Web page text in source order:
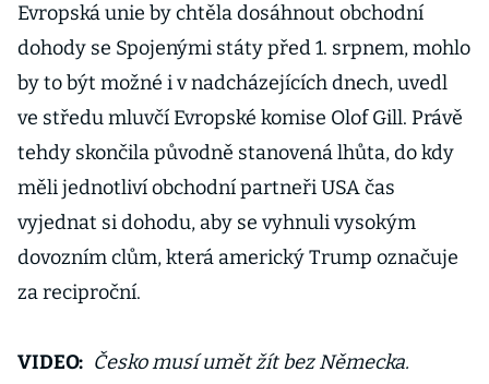
Evropská unie by chtěla dosáhnout obchodní
dohody se Spojenými státy před 1. srpnem, mohlo
by to být možné i v nadcházejících dnech, uvedl
ve středu mluvčí Evropské komise Olof Gill. Právě
tehdy skončila původně stanovená lhůta, do kdy
měli jednotliví obchodní partneři USA čas
vyjednat si dohodu, aby se vyhnuli vysokým
dovozním clům, která americký Trump označuje
za reciproční.
VIDEO: Česko musí umět žít bez Německa.